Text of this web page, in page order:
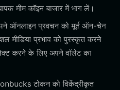
मीम कॉइन बाजार में भाग लें।
ऑनलाइन प्रवचन को मूर्त ऑन-चेन
मीडिया प्रभाव को पुरस्कृत करने
करने के लिए अपने वॉलेट का
टोकन को विकेंद्रीकृत